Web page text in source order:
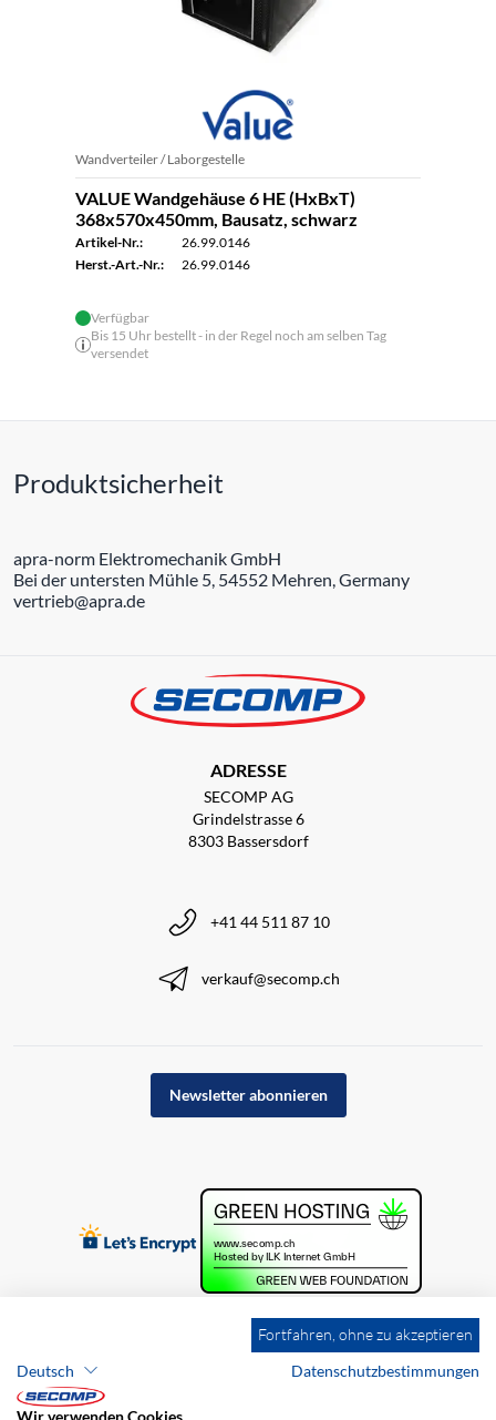
Wandverteiler / Laborgestelle
VALUE Wandgehäuse 6 HE (HxBxT)
368x570x450mm, Bausatz, schwarz
Artikel-Nr.:
26.99.0146
Herst.-Art.-Nr.:
26.99.0146
Verfügbar
Bis 15 Uhr bestellt - in der Regel noch am selben Tag
versendet
Produktsicherheit
apra-norm Elektromechanik GmbH
Bei der untersten Mühle 5, 54552 Mehren, Germany
vertrieb@apra.de
ADRESSE
SECOMP AG
Grindelstrasse 6
8303 Bassersdorf
+41 44 511 87 10
verkauf@secomp.ch
Newsletter abonnieren
Fortfahren, ohne zu akzeptieren
Deutsch
Datenschutzbestimmungen
Wir verwenden Cookies